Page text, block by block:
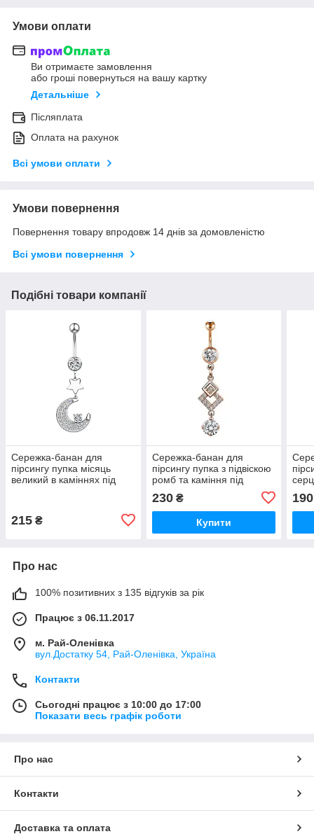
Умови оплати
Ви отримаєте замовлення
або гроші повернуться на вашу картку
Детальніше
Післяплата
Оплата на рахунок
Всі умови оплати
Умови повернення
Повернення товару впродовж 14 днів за домовленістю
Всі умови повернення
Подібні товари компанії
Сережка-банан для
пірсингу пупка місяць
великий в каміннях під
215 ₴
Сережка-банан для
пірсингу пупка з підвіскою
ромб та каміння під
230₴
Купити
190
Про нас
100% позитивних з 135 відгуків за рік
Працює з 06.11.2017
м. Рай-Оленівка
вул.Достатку 54, Рай-Оленівка, Україна
Контакти
Сьогодні працює з 10:00 до 17:00
Показати весь графік роботи
Про нас
Контакти
Доставка та оплата